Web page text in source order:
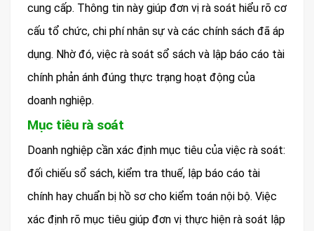
cung cấp. Thông tin này giúp đơn vị rà soát hiểu rõ cơ
cấu tổ chức, chi phí nhân sự và các chính sách đã áp
dụng. Nhờ đó, việc rà soát sổ sách và lập báo cáo tài
chính phản ánh đúng thực trạng hoạt động của
doanh nghiệp.
Mục tiêu rà soát
Doanh nghiệp cần xác định mục tiêu của việc rà soát:
đối chiếu sổ sách, kiểm tra thuế, lập báo cáo tài
chính hay chuẩn bị hồ sơ cho kiểm toán nội bộ. Việc
xác định rõ mục tiêu giúp đơn vị thực hiện rà soát lập